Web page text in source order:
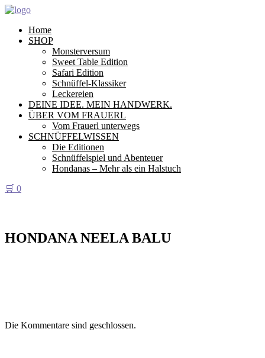
Home
SHOP
Monsterversum
Sweet Table Edition
Safari Edition
Schnüffel-Klassiker
Leckereien
DEINE IDEE. MEIN HANDWERK.
ÜBER VOM FRAUERL
Vom Frauerl unterwegs
SCHNÜFFELWISSEN
Die Editionen
Schnüffelspiel und Abenteuer
Hondanas – Mehr als ein Halstuch
🛒 0
HONDANA NEELA BALU
Die Kommentare sind geschlossen.